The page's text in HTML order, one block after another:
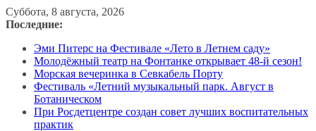
Перейти
к
Суббота, 8 августа, 2026
Последние:
Эми Питерс на Фестивале «Лето в Летнем саду»
Молодёжный театр на Фонтанке открывает 48-й сезон!
Морская вечеринка в Севкабель Порту
Фестиваль «Летний музыкальный парк. Август в
Ботаническом
При Росдетцентре создан совет лучших воспитательных
практик